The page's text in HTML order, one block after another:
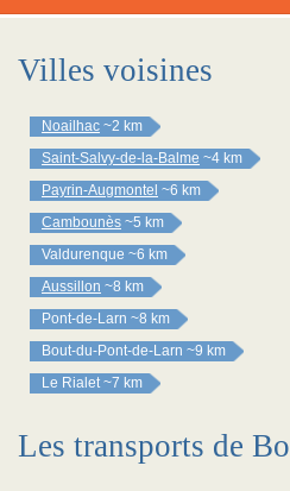
Villes voisines
Noailhac ~2 km
Saint-Salvy-de-la-Balme ~4 km
Payrin-Augmontel ~6 km
Cambounès ~5 km
Valdurenque ~6 km
Aussillon ~8 km
Pont-de-Larn ~8 km
Bout-du-Pont-de-Larn ~9 km
Le Rialet ~7 km
Les transports de